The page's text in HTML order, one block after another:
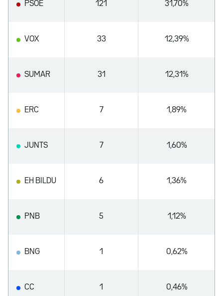
PSOE 121 31,70%
VOX 33 12,39%
SUMAR 31 12,31%
ERC 7 1,89%
JUNTS 7 1,60%
EH BILDU 6 1,36%
PNB 5 1,12%
BNG 1 0,62%
CC 1 0,46%